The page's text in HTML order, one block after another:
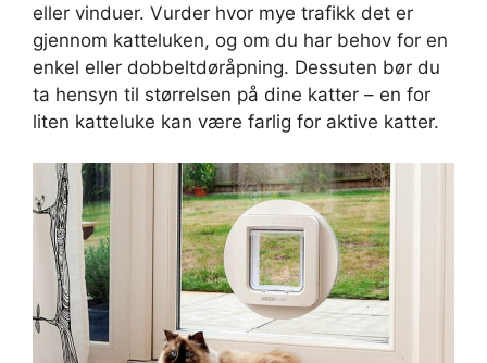
eller vinduer. Vurder hvor mye trafikk det er
gjennom katteluken, og om du har behov for en
enkel eller dobbeltdøråpning. Dessuten bør du
ta hensyn til størrelsen på dine katter – en for
liten katteluke kan være farlig for aktive katter.